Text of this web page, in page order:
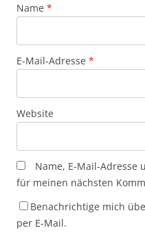
Name *
E-Mail-Adresse *
Website
Name, E-Mail-Adresse
für meinen nächsten
Benachrichtige mich
per E-Mail.